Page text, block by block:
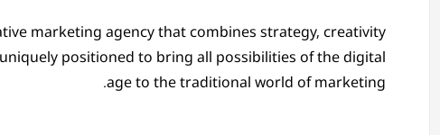
marketing agency that combines strategy, creativity
positioned to bring all possibilities of the digital
age to the traditional world of marketing.